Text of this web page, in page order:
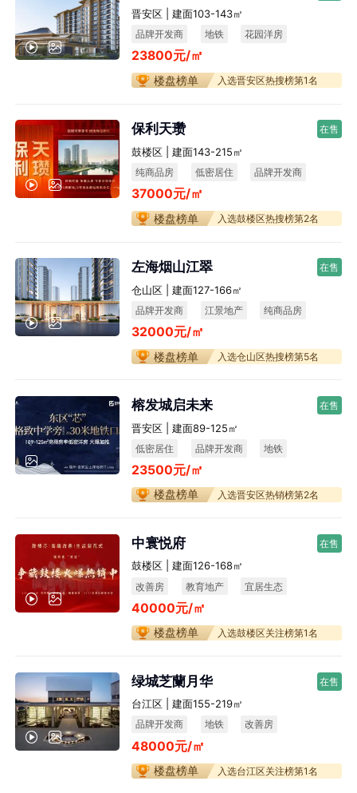
晋安区 | 建面103-143㎡
品牌开发商 地铁 花园洋房
23800元/㎡
楼盘榜单 入选晋安区热搜榜第1名
保利天瓒 在售
鼓楼区 | 建面143-215㎡
纯商品房 低密居住 品牌开发商
37000元/㎡
楼盘榜单 入选鼓楼区热搜榜第2名
左海烟山江翠 在售
仓山区 | 建面127-166㎡
品牌开发商 江景地产
纯商品房
宜居生态
32000元/㎡
楼盘榜单 入选仓山区热搜榜第5名
榕发城启未来 在售
晋安区 | 建面89-125㎡
低密居住 品牌开发商 地铁
23500元/㎡
楼盘榜单 入选晋安区热销榜第2名
中寰悦府 在售
鼓楼区 | 建面126-168㎡
改善房 教育地产
宜居生态
不限购
40000元/㎡
楼盘榜单 入选鼓楼区关注榜第1名
绿城芝蘭月华 在售
台江区 | 建面155-219㎡
品牌开发商 地铁
改善房
宜居生态
48000元/㎡
楼盘榜单 入选台江区关注榜第1名